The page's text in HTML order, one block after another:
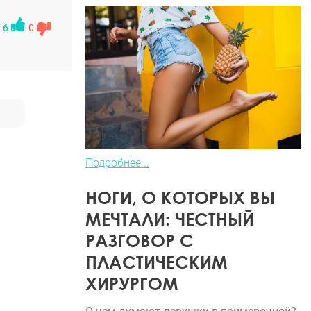
6 0
Подробнее...
НОГИ, О КОТОРЫХ ВЫ
МЕЧТАЛИ: ЧЕСТНЫЙ
РАЗГОВОР С
ПЛАСТИЧЕСКИМ
ХИРУРГОМ